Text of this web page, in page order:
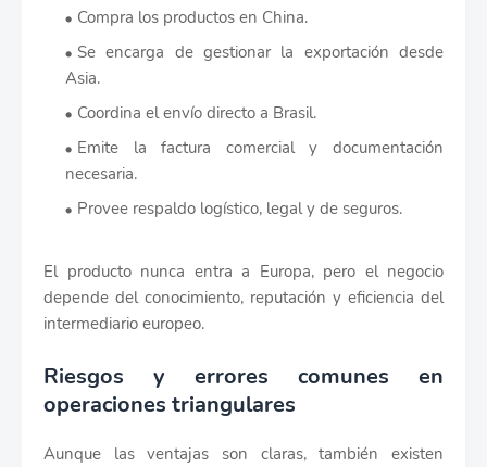
Compra los productos en China.
Se encarga de gestionar la exportación desde
Asia.
Coordina el envío directo a Brasil.
Emite la factura comercial y documentación
necesaria.
Provee respaldo logístico, legal y de seguros.
El producto nunca entra a Europa, pero el negocio
depende del conocimiento, reputación y eficiencia del
intermediario europeo.
Riesgos y errores comunes en
operaciones triangulares
Aunque las ventajas son claras, también existen